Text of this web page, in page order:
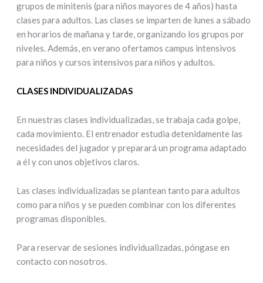
grupos de minitenis (para niños mayores de 4 años) hasta
clases para adultos. Las clases se imparten de lunes a sábado
en horarios de mañana y tarde, organizando los grupos por
niveles. Además, en verano ofertamos campus intensivos
para niños y cursos intensivos para niños y adultos.
CLASES INDIVIDUALIZADAS
En nuestras clases individualizadas, se trabaja cada golpe,
cada movimiento. El entrenador estudia detenidamente las
necesidades del jugador y preparará un programa adaptado
a él y con unos objetivos claros.
Las clases individualizadas se plantean tanto para adultos
como para niños y se pueden combinar con los diferentes
programas disponibles.
Para reservar de sesiones individualizadas, póngase en
contacto con nosotros.